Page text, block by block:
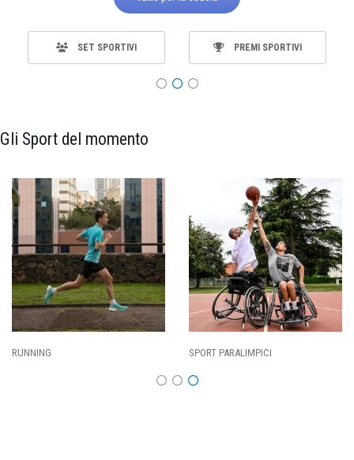
SET SPORTIVI PREMI SPORTIVI
Gli Sport del momento
RUNNING SPORT PARALIMPICI